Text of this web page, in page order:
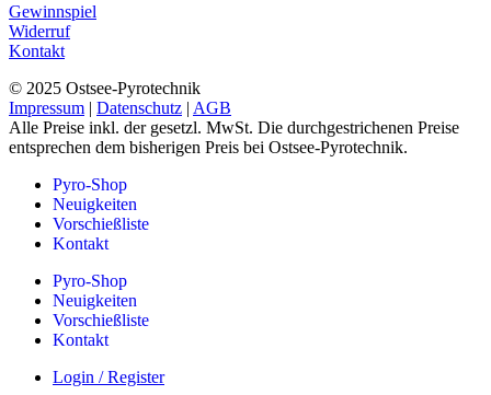
Gewinnspiel
Widerruf
Kontakt
© 2025 Ostsee-Pyrotechnik
Impressum | Datenschutz | AGB
Alle Preise inkl. der gesetzl. MwSt. Die durchgestrichenen Preise
entsprechen dem bisherigen Preis bei Ostsee-Pyrotechnik.
Pyro-Shop
Neuigkeiten
Vorschießliste
Kontakt
Pyro-Shop
Neuigkeiten
Vorschießliste
Kontakt
Login / Register